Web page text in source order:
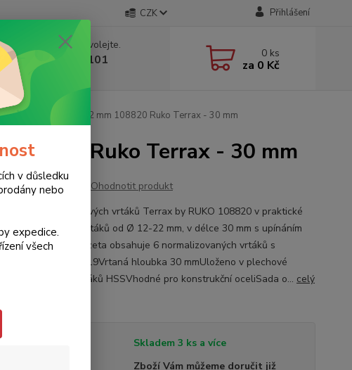
CZK Přihlášení
Nevíte si rady? Zavolejte.
+420 775 986 101
(Po-Ne, 8-20 hod.)
0 ks
za 0 Kč
vrtáků 12-22 mm 108820 Ruko Terrax - 30 mm
108820 Ruko Terrax - 30 mm
Ohodnotit produkt
Kvalitní sada jádrových vrtáků Terrax by RUKO 108820 v praktické
kazetě. Rozměry vrtáků od Ø 12-22 mm, v délce 30 mm s upínáním
Weldon 19 mm.Kazeta obsahuje 6 normalizovaných vrtáků s
upínáním Weldon 19Vrtaná hloubka 30 mmUloženo v plechové
kazetěMateriál vrtáků HSSVhodné pro konstrukční oceliSada o... celý
Skladem 3 ks a více
Zboží Vám můžeme doručit již
v důsledku
nebo
expedice.
všech